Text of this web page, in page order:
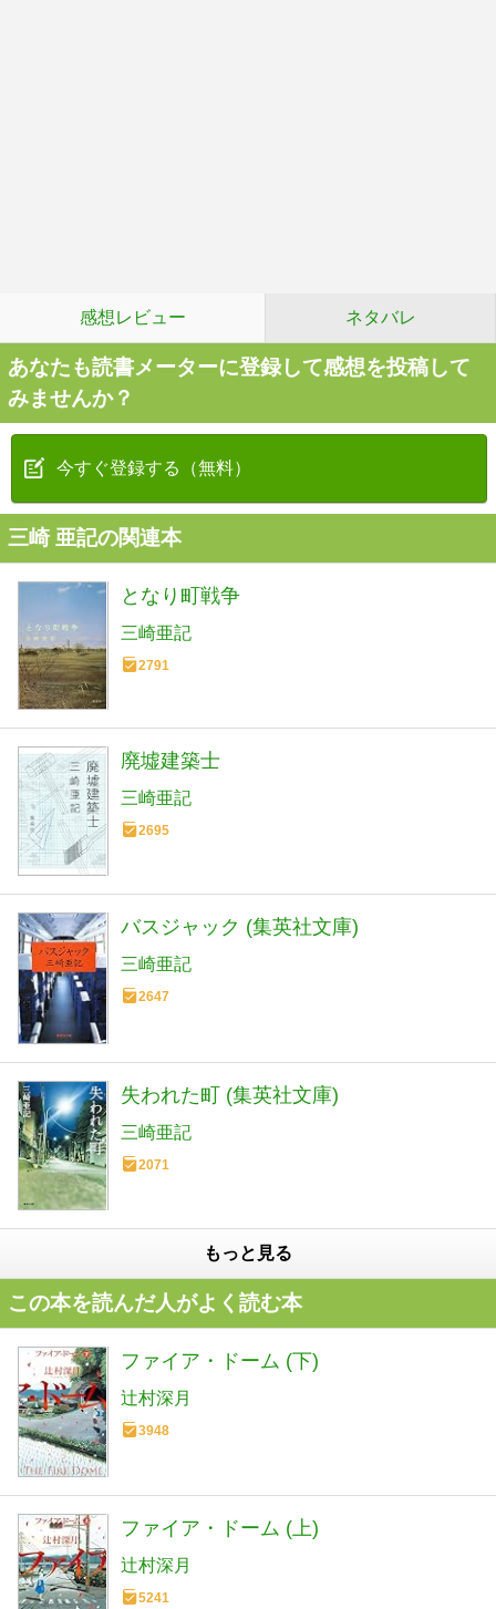
感想レビュー ネタバレ
あなたも読書メーターに登録して感想を投稿して
みませんか？
今すぐ登録する（無料）
三崎 亜記の関連本
となり町戦争
三崎亜記
2791
廃墟建築士
三崎亜記
2695
バスジャック (集英社文庫)
三崎亜記
2647
失われた町 (集英社文庫)
三崎亜記
2071
もっと見る
この本を読んだ人がよく読む本
ファイア・ドーム (下)
辻村深月
3948
ファイア・ドーム (上)
辻村深月
5241